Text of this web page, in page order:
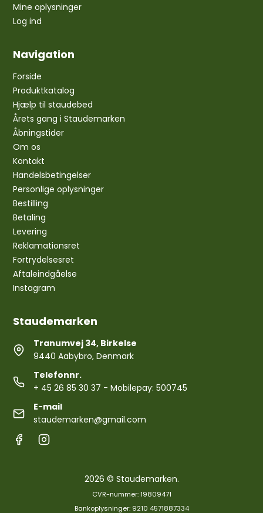
Mine oplysninger
Log ind
Navigation
Forside
Produktkatalog
Hjælp til staudebed
Årets gang i Staudemarken
Åbningstider
Om os
Kontakt
Handelsbetingelser
Personlige oplysninger
Bestilling
Betaling
Levering
Reklamationsret
Fortrydelsesret
Aftaleindgåelse
Instagram
Staudemarken
Tranumvej 34, Birkelse
9440 Aabybro, Denmark
Telefonnr.
+ 45 26 85 30 37 - Mobilepay: 500745
E-mail
staudemarken@gmail.com
2026 © Staudemarken.
CVR-nummer: 19809471
Bankoplysninger: 9210 4571887334